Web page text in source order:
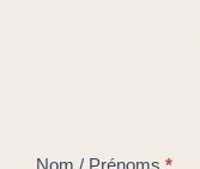
Contact
Nom / Prénoms*